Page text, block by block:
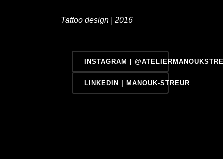
Tattoo design | 2016
INSTAGRAM |
LINKEDIN | MANOUK-STREUR